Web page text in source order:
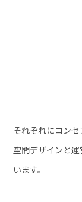
それぞれにコンセ
空間デザインと
います。